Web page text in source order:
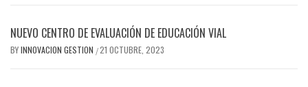
NUEVO CENTRO DE EVALUACIÓN DE EDUCACIÓN VIAL
BYINNOVACION GESTION /21 OCTUBRE, 2023